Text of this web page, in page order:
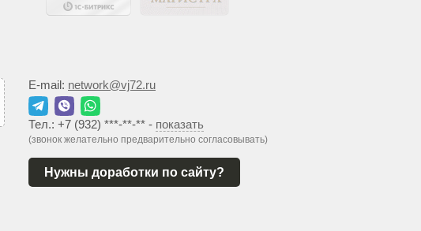
E-mail: network@vj72.ru
Тел.: +7 (932) ***-**-** - показать
(звонок желательно предварительно согласовывать)
Нужны доработки по сайту?